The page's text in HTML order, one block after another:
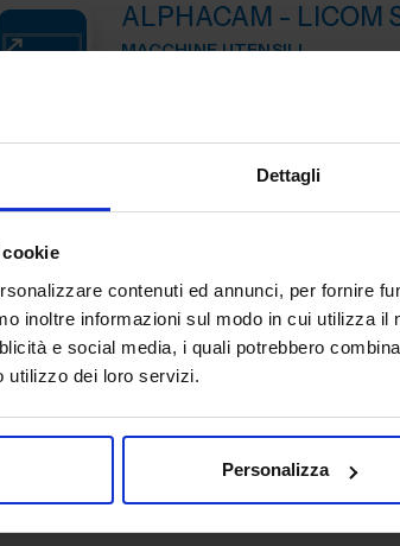
Dettagli
contenuti ed annunci, per fornire
inoltre informazioni sul modo in cui utilizza
e social media, i quali potrebbero
utilizzo dei loro servizi.
Personalizza
ALPHACAM - LICOM
MACCHINE UTENSILI
siano essi centri di lavoro,
Pad. 16
ANCA ITALIA SRL
MACCHINE UTENSILI